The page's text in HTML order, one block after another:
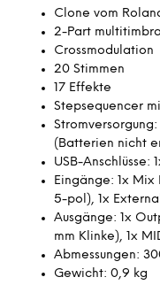
Clone vom
2-Part
Crossmodulation
20 Stimmen
17 Effekte
Stepsequencer
(Batterien nicht
USB-Anschlüsse:
Eingänge: 1x Mix
5-pol), 1x
Ausgänge: 1x
mm Klinke), 1x
Abmessungen:
Gewicht: 0,9 kg